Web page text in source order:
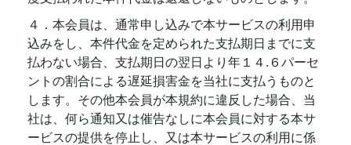
４．本会員は、通常申し込みで本サービスの利用申
込みをし、本件代金を定められた支払期日までに支
払わない場合、支払期日の翌日より年１４.６パーセ
ントの割合による遅延損害金を当社に支払うものと
します。その他本会員が本規約に違反した場合、当
社は、何ら通知又は催告なしに本会員に対する本サ
ービスの提供を停止し、又は本サービスの利用に係